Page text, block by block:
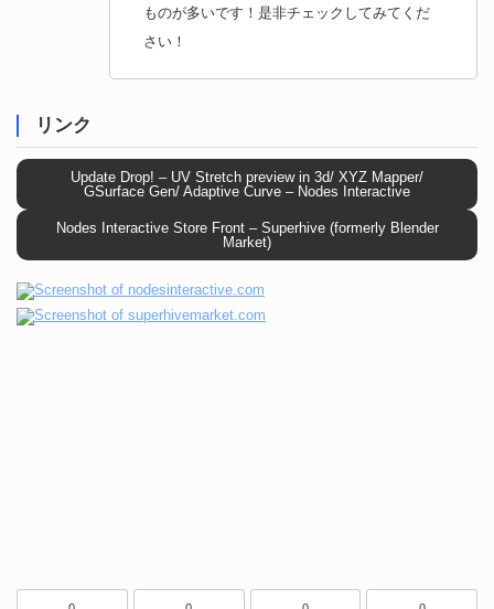
ものが多いです！是非チェックしてみてくだ
さい！
リンク
Update Drop! – UV Stretch preview in 3d/ XYZ Mapper/
GSurface Gen/ Adaptive Curve – Nodes Interactive
Nodes Interactive Store Front – Superhive (formerly Blender
Market)